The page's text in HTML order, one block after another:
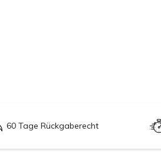
60 Tage Rückgaberecht